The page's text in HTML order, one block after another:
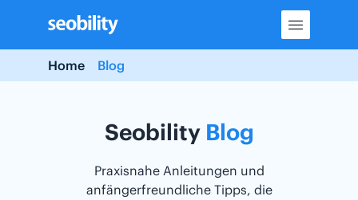
content
Home
Blog
Seobility Blog
Praxisnahe Anleitungen und
anfängerfreundliche Tipps, die